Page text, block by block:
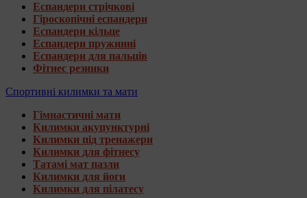
Еспандери стрічкові
Гіроскопічні еспандери
Еспандери кільце
Еспандери пружинні
Еспандери для пальців
Фітнес резинки
Спортивні килимки та мати
Гімнастичні мати
Килимки акупунктурні
Килимки під тренажери
Килимки для фітнесу
Татамі мат пазли
Килимки для йоги
Килимки для пілатесу